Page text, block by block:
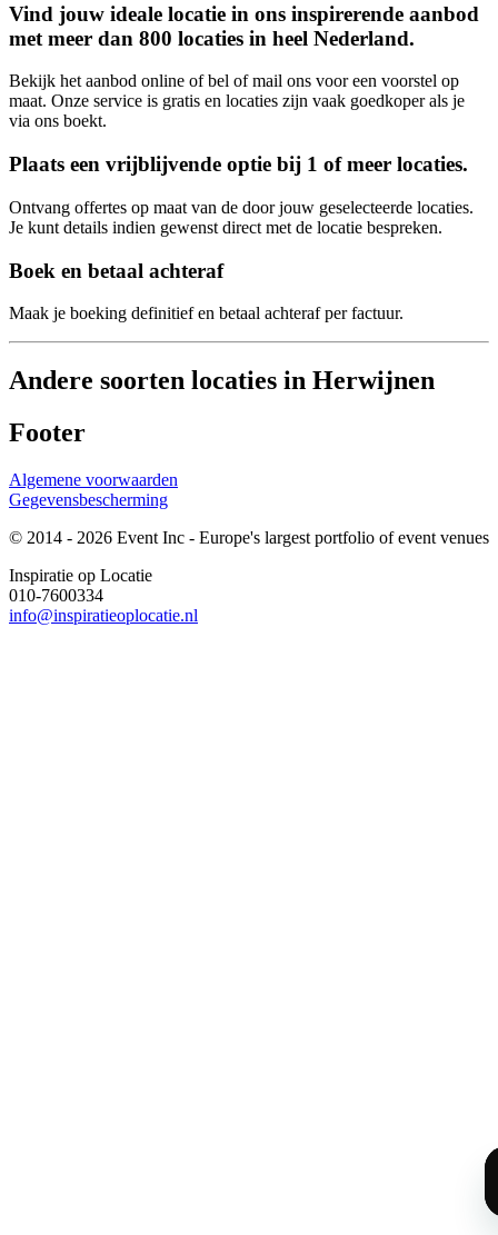
Vind jouw ideale locatie in ons inspirerende aanbod
met meer dan 800 locaties in heel Nederland.
Bekijk het aanbod online of bel of mail ons voor een voorstel op
maat. Onze service is gratis en locaties zijn vaak goedkoper als je
via ons boekt.
Plaats een vrijblijvende optie bij 1 of meer locaties.
Ontvang offertes op maat van de door jouw geselecteerde locaties.
Je kunt details indien gewenst direct met de locatie bespreken.
Boek en betaal achteraf
Maak je boeking definitief en betaal achteraf per factuur.
Andere soorten locaties in Herwijnen
Footer
Algemene voorwaarden
Gegevensbescherming
© 2014 - 2026 Event Inc - Europe's largest portfolio of event venues
Inspiratie op Locatie
010-7600334
info@inspiratieoplocatie.nl